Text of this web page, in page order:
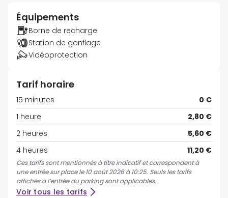
Équipements
Borne de recharge
Station de gonflage
Vidéoprotection
Tarif horaire
15 minutes
0 €
1 heure
2,80 €
2 heures
5,60 €
4 heures
11,20 €
Ces tarifs sont mentionnés à titre indicatif et correspondent à
une entrée sur place le 10 août 2026 à 10:25. Seuls les tarifs
affichés à l’entrée du parking sont applicables.
Voir tous les tarifs